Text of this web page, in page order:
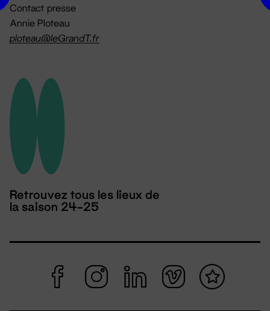
Contact presse
Annie Ploteau
ploteau@leGrandT.fr
Retrouvez tous les lieux de
la saison 24-25